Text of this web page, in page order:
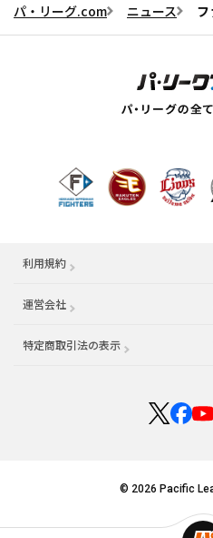
パ・リーグ.com ニュース
利用規約
運営会社 （別ウィンドウで開く）
特定商取引法の表示
© 2026 Pacific